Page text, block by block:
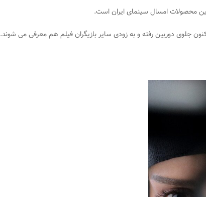
محصولات امسال سینمای ایران است.
جلوی دوربین رفته و به زودی سایر بازیگران فیلم هم معرفی می شوند.